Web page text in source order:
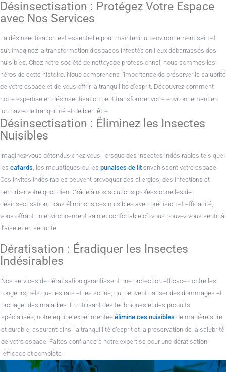
Désinsectisation : Protégez Votre Espace
avec Nos Services
La désinsectisation est essentielle pour maintenir un environnement sain et
sûr. Imaginez la transformation d’espaces infestés en lieux débarrassés des
nuisibles. Chez notre société de nettoyage professionnel, nous sommes les
héros de cette histoire. Nous comprenons l’importance de préserver la salubrité
de votre espace et de vous offrir la tranquillité d’esprit. Découvrez comment
notre expertise en désinsectisation peut transformer votre environnement en
un havre de tranquillité et de bien-être.
Désinsectisation : Éliminez les Insectes
Nuisibles
Imaginez-vous détendus chez vous, lorsque des insectes indésirables tels que
les cafards, les moustiques ou les punaises de lit envahissent votre espace.
Ces invités indésirables peuvent provoquer des allergies, des infections et
perturber votre quotidien. Grâce à nos solutions professionnelles de
désinsectisation, nous éliminons ces nuisibles avec précision et efficacité,
vous offrant un environnement sain et confortable où vous pouvez vous sentir à
l’aise et en sécurité.
Dératisation : Éradiquer les Insectes
Indésirables
Nos services de dératisation garantissent une protection efficace contre les
rongeurs, tels que les rats et les souris, qui peuvent causer des dommages et
propager des maladies. En utilisant des techniques et des produits
spécialisés, notre équipe expérimentéeélimine ces nuisibles de manière sûre
et durable, assurant ainsi la tranquillité d’esprit et la préservation de la salubrité
de votre espace. Faites confiance à notre expertise pour une dératisation
efficace et complète.